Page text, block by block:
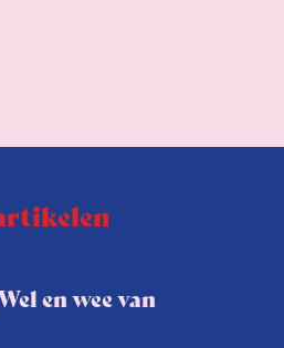
en wee van